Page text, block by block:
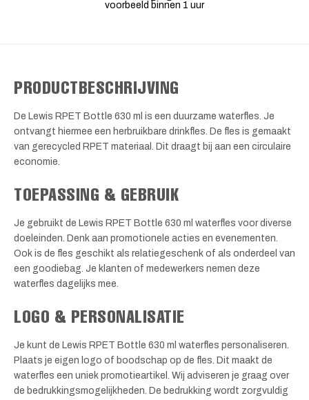
voorbeeld binnen 1 uur
PRODUCTBESCHRIJVING
De Lewis RPET Bottle 630 ml is een duurzame waterfles. Je
ontvangt hiermee een herbruikbare drinkfles. De fles is gemaakt
van gerecycled RPET materiaal. Dit draagt bij aan een circulaire
economie.
TOEPASSING & GEBRUIK
Je gebruikt de Lewis RPET Bottle 630 ml waterfles voor diverse
doeleinden. Denk aan promotionele acties en evenementen.
Ook is de fles geschikt als relatiegeschenk of als onderdeel van
een goodiebag. Je klanten of medewerkers nemen deze
waterfles dagelijks mee.
LOGO & PERSONALISATIE
Je kunt de Lewis RPET Bottle 630 ml waterfles personaliseren.
Plaats je eigen logo of boodschap op de fles. Dit maakt de
waterfles een uniek promotieartikel. Wij adviseren je graag over
de bedrukkingsmogelijkheden. De bedrukking wordt zorgvuldig